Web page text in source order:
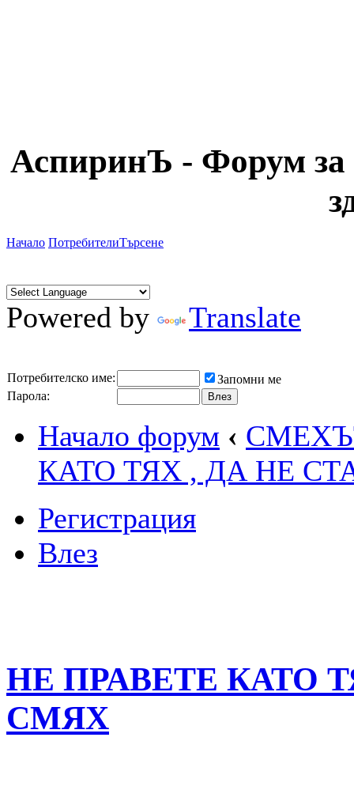
АспиринЪ - Форум за
Начало ПотребителиТърсене
Powered by Translate
Потребителско име:
Запомни ме
Парола:
Начало форум ‹
КАТО ТЯХ , ДА НЕ
Регистрация
Влез
НЕ ПРАВЕТЕ КАТО
СМЯХ